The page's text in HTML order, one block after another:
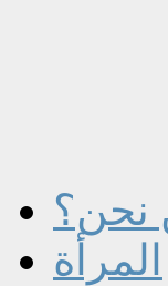
نحن؟
المرأة